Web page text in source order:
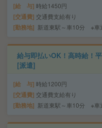
給 与 時給1450円
交通費 交通費支給有り
勤務地 新道東駅～車10分 ※車
給与即払いOK！高時給！
[派遣]
給 与 時給1200円
交通費 交通費支給有り
勤務地 新道東駅～車10分 ※車